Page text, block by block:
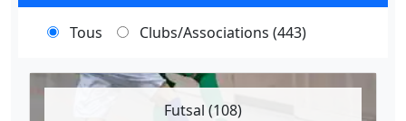
Tous Clubs/Associations (443)
Futsal (108)